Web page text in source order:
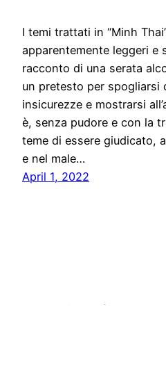
I temi trattati in “Minh
apparentemente leggeri e
racconto di una serata
un pretesto per spogliarsi
insicurezze e mostrarsi
è, senza pudore e con la
teme di essere giudicato,
e nel male…
April 1, 2022
Stampa libera, free news